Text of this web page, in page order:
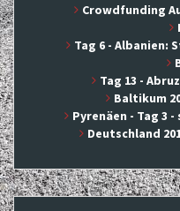
Crowdfunding
Tag 6 - Albanien:
Tag 13 -
Baltikum
Pyrenäen - Tag 3
Deutschland